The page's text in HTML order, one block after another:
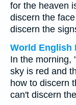
for the heaven
discern the
discern the
World English
In the morning,
sky is red and
how to discern
can't discern